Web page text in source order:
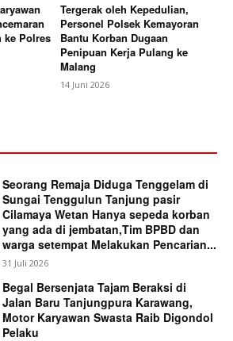
ke Polres
Tergerak oleh Kepedulian,
Personel Polsek Kemayoran
Bantu Korban Dugaan
Penipuan Kerja Pulang ke
Malang
14 Juni 2026
Seorang Remaja Diduga Tenggelam di
Sungai Tenggulun Tanjung pasir
Cilamaya Wetan Hanya sepeda korban
yang ada di jembatan,Tim BPBD dan
warga setempat Melakukan Pencarian...
31 Juli 2026
Begal Bersenjata Tajam Beraksi di
Jalan Baru Tanjungpura Karawang,
Motor Karyawan Swasta Raib Digondol
Pelaku